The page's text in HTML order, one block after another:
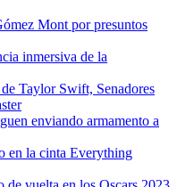
Mont por presuntos
inmersiva de la
Taylor Swift, Senadores
enviando armamento a
en la cinta Everything